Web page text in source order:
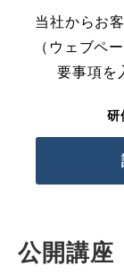
当社からお
（ウェブペ
要事項を
研
公開講座